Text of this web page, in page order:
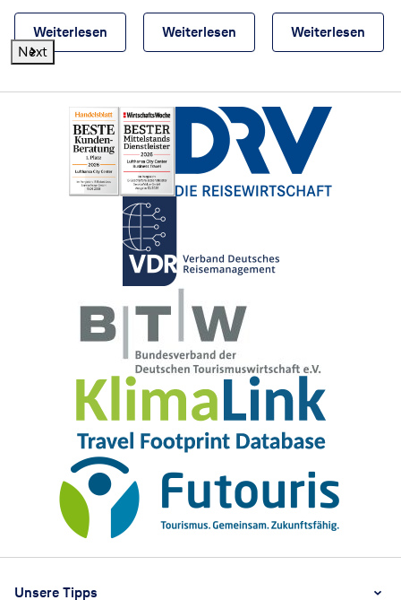
Weiterlesen Weiterlesen
Weiterlesen
Next
Unsere Tipps